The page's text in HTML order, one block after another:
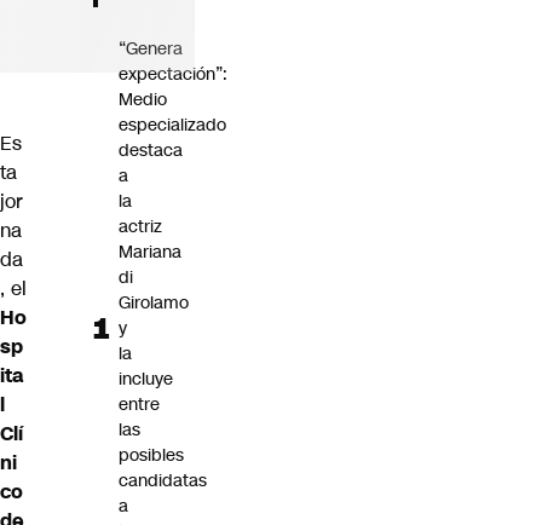
Es
ta
jor
na
da
, el
Ho
sp
ita
l
Clí
ni
co
“Genera
expectación”:
Medio
especializado
destaca
a
la
actriz
Mariana
di
Girolamo
y
la
incluye
entre
las
posibles
candidatas
a